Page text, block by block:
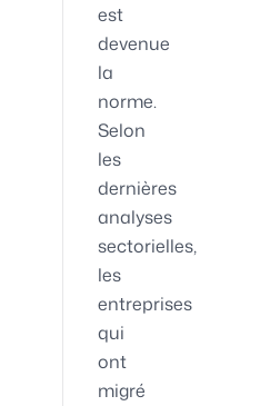
est
devenue
la
norme.
Selon
les
dernières
analyses
sectorielles,
les
entreprises
qui
ont
migré